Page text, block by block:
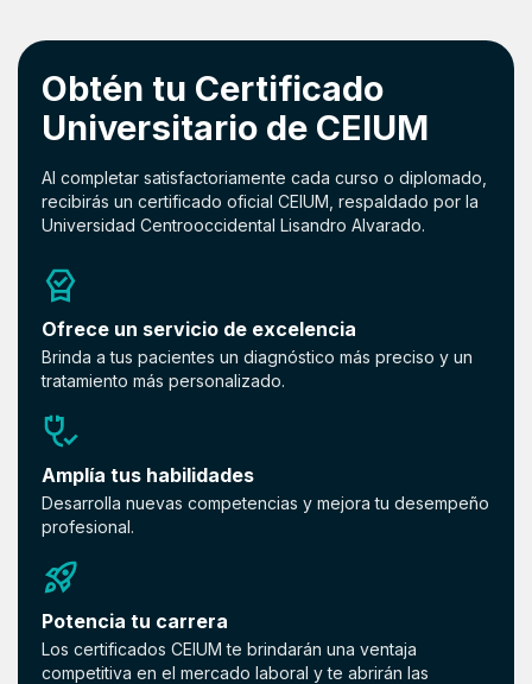
Obtén tu Certificado
Universitario de CEIUM
Al completar satisfactoriamente cada curso o diplomado,
recibirás un certificado oficial CEIUM, respaldado por la
Universidad Centrooccidental Lisandro Alvarado.
Ofrece un servicio de excelencia
Brinda a tus pacientes un diagnóstico más preciso y un
tratamiento más personalizado.
Amplía tus habilidades
Desarrolla nuevas competencias y mejora tu desempeño
profesional.
Potencia tu carrera
Los certificados CEIUM te brindarán una ventaja
competitiva en el mercado laboral y te abrirán las